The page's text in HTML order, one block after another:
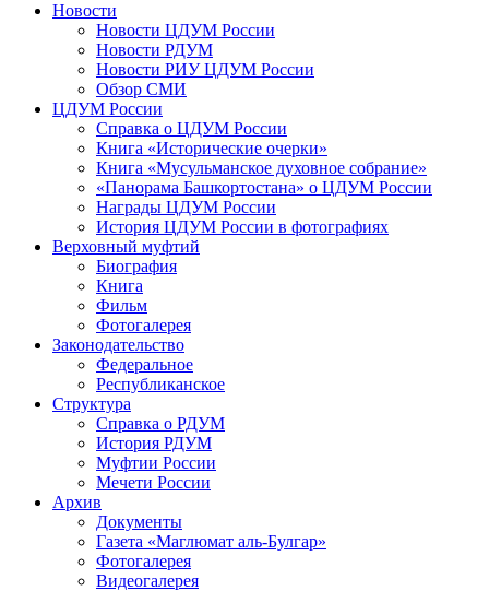
Новости
Новости ЦДУМ России
Новости РДУМ
Новости РИУ ЦДУМ России
Обзор СМИ
ЦДУМ России
Справка о ЦДУМ России
Книга «Исторические очерки»
Книга «Мусульманское духовное собрание»
«Панорама Башкортостана» о ЦДУМ России
Награды ЦДУМ России
История ЦДУМ России в фотографиях
Верховный муфтий
Биография
Книга
Фильм
Фотогалерея
Законодательство
Федеральное
Республиканское
Структура
Справка о РДУМ
История РДУМ
Муфтии России
Мечети России
Архив
Документы
Газета «Маглюмат аль-Булгар»
Фотогалерея
Видеогалерея